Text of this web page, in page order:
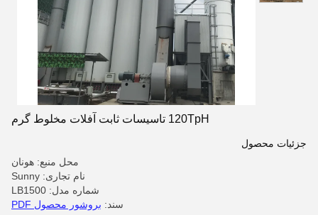
120TpH تاسیسات ثابت آفلات مخلوط گرم
جزئیات محصول
محل منبع: هونان
نام تجاری: Sunny
شماره مدل: LB1500
سند: بروشور محصول PDF